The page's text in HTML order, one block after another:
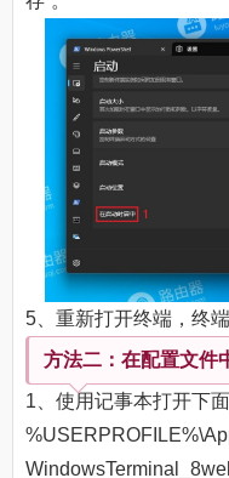
5、重新打开终端，终
方法二：在配置文件
1、使用记事本打开下面